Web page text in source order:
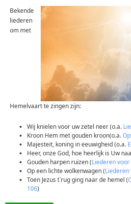
Bekende
liederen
om met
Hemelvaart te zingen zijn:
Wij knielen voor uw zetel neer (o.a.
Kroon Hem met gouden kroon(o.a.
Majesteit, koning in eeuwigheid (o.a.
Heer, onze God, hoe heerlijk is Uw
Gouden harpen ruizen (Liederen
Op een lichte wolkenwagen (
Toen Jezus t´rug ging naar de hemel (
106)